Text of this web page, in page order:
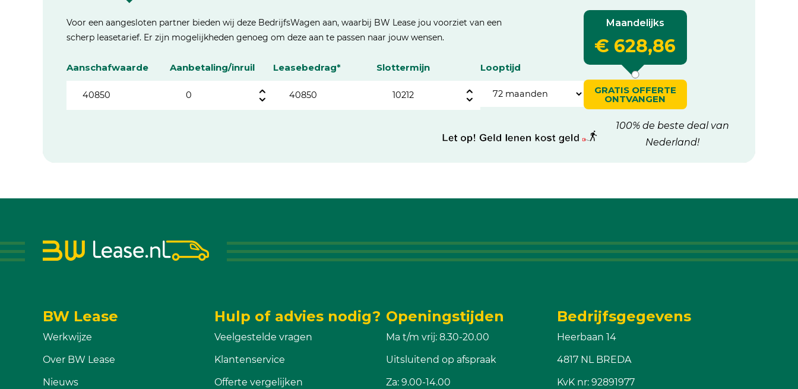
Voor een aangesloten partner bieden wij deze BedrijfsWagen aan, waarbij BW Lease jou voorziet van een
scherp leasetarief. Er zijn mogelijkheden genoeg om deze aan te passen naar jouw wensen.
Aanschafwaarde Aanbetaling/inruil Leasebedrag* Slottermijn Looptijd
Maandelijks
€ 628,86
GRATIS OFFERTE
ONTVANGEN
100% de beste deal van
Nederland!
BW Lease
Werkwijze
Over BW Lease
Nieuws
Hulp of advies nodig?
Veelgestelde vragen
Klantenservice
Offerte vergelijken
Openingstijden
Ma t/m vrij: 8.30-20.00
Uitsluitend op afspraak
Za: 9.00-14.00
Bedrijfsgegevens
Heerbaan 14
4817 NL BREDA
KvK nr: 92891977